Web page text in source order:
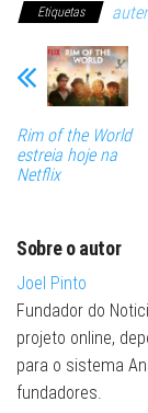
Etiquetas
Rim of the World
estreia hoje na
Netflix
Sobre o autor
Joel Pinto
Fundador do
projeto online,
para o sistema
fundadores.